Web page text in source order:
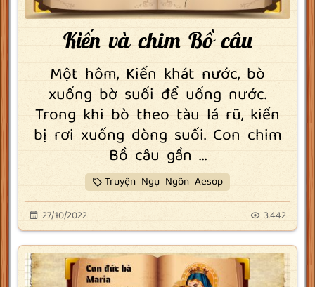
Kiến và chim Bồ câu
Một hôm, Kiến khát nước, bò
xuống bờ suối để uống nước.
Trong khi bò theo tàu lá rũ, kiến
bị rơi xuống dòng suối. Con chim
Bồ câu gần ...
Truyện Ngụ Ngôn Aesop
27/10/2022 3.442